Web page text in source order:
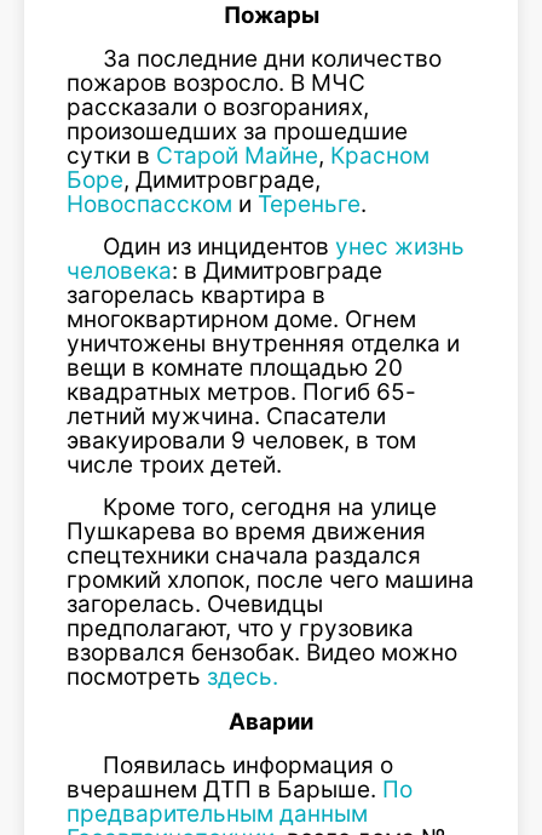
Пожары
За последние дни количество
пожаров возросло. В МЧС
рассказали о возгораниях,
произошедших за прошедшие
сутки в Старой Майне, Красном
Боре, Димитровграде,
Новоспасском и Тереньге.
Один из инцидентов унес жизнь
человека: в Димитровграде
загорелась квартира в
многоквартирном доме. Огнем
уничтожены внутренняя отделка и
вещи в комнате площадью 20
квадратных метров. Погиб 65-
летний мужчина. Спасатели
эвакуировали 9 человек, в том
числе троих детей.
Кроме того, сегодня на улице
Пушкарева во время движения
спецтехники сначала раздался
громкий хлопок, после чего машина
загорелась. Очевидцы
предполагают, что у грузовика
взорвался бензобак. Видео можно
посмотреть здесь.
Аварии
Появилась информация о
вчерашнем ДТП в Барыше. По
предварительным данным